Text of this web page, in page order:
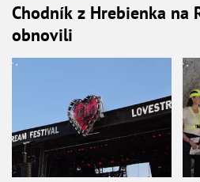
Chodník z Hrebienka na
obnovili